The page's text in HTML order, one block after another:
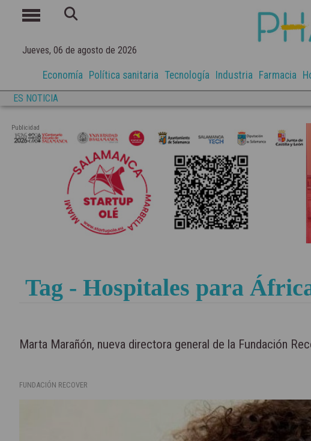
Jueves, 06 de agosto de 2026
Economía Política sanitaria Tecnología Industria Farmacia
ES NOTICIA
Publicidad
Tag - Hospitales para
Marta Marañón, nueva directora general de la Fundación
FUNDACIÓN RECOVER